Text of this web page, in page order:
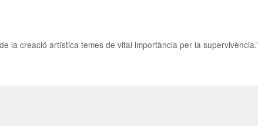
la creació artística temes de vital importància per la supervivència.’